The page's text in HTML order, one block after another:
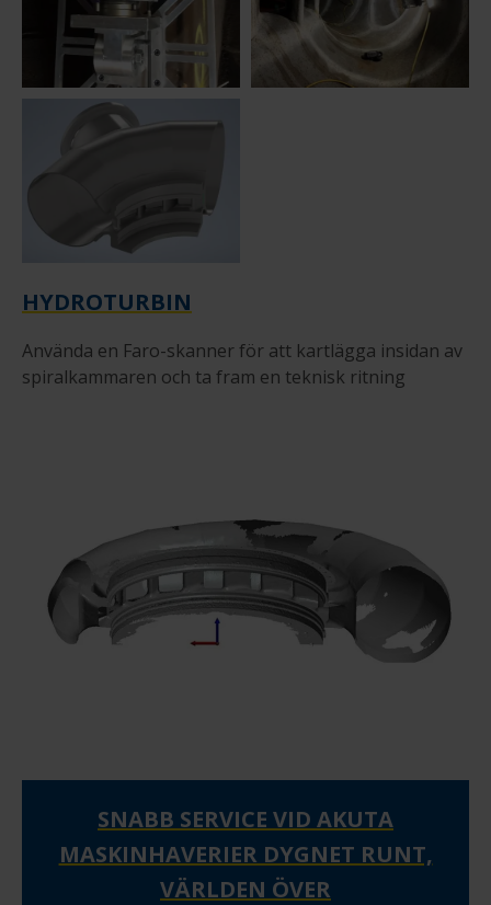
HYDROTURBIN
Använda en Faro-skanner för att kartlägga insidan av
spiralkammaren och ta fram en teknisk ritning
SNABB SERVICE VID AKUTA
MASKINHAVERIER DYGNET RUNT,
VÄRLDEN ÖVER